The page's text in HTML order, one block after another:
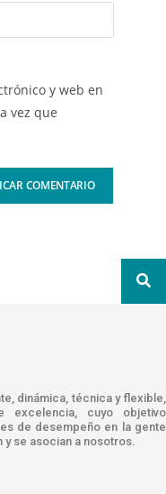
y web en
vez que
dinámica, técnica y flexible,
excelencia, cuyo objetivo
de desempeño en la gente
se asocian a nosotros.